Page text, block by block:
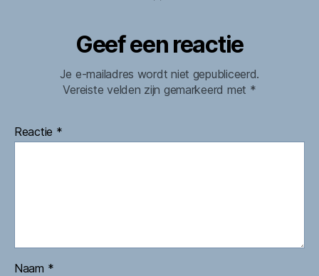
Geef een reactie
Je e-mailadres wordt niet gepubliceerd.
Vereiste velden zijn gemarkeerd met *
Reactie *
Naam *